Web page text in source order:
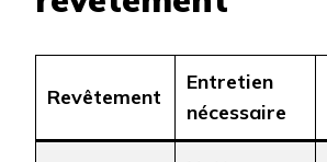
Revêtement
Entretien
nécessaire